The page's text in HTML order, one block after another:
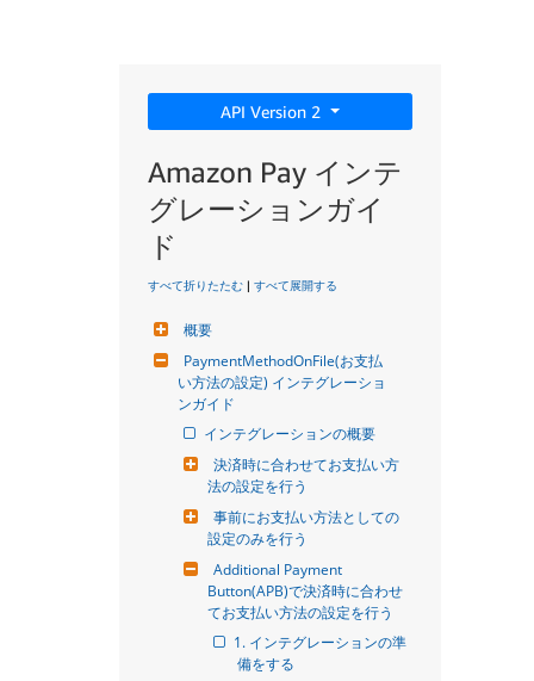
API Version 2
Amazon Pay インテ
グレーションガイ
ド
すべて折りたたむ | すべて展開する
概要
PaymentMethodOnFile(お支払
い方法の設定) インテグレーショ
ンガイド
インテグレーションの概要
決済時に合わせてお支払い方
法の設定を行う
事前にお支払い方法としての
設定のみを行う
Additional Payment
Button(APB)で決済時に合わせ
てお支払い方法の設定を行う
1. インテグレーションの準
備をする